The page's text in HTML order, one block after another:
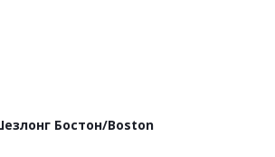
Бостон/Boston